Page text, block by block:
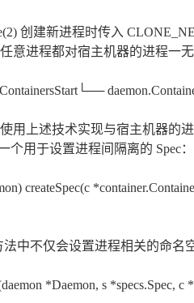
创建新进程时传入
意进程都对宿主机器的进程一
用上述技术实现与宿主机器的
个用于设置进程间隔离的 Spec：
createSpec(c
法中不仅会设置进程相关的命
*Daemon, s